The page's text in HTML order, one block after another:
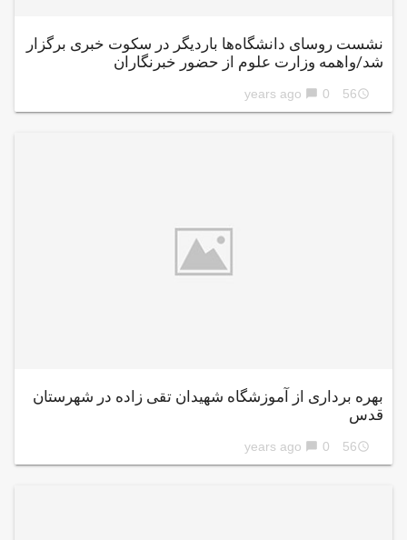
نشست روسای دانشگاه‌ها باردیگر در سکوت خبری برگزار
شد/واهمه وزارت علوم از حضور خبرنگاران
access_time
56 years ago
chat_bubble 0
بهره برداری از آموزشگاه شهیدان تقی زاده در شهرستان
قدس
access_time
56 years ago
chat_bubble 0